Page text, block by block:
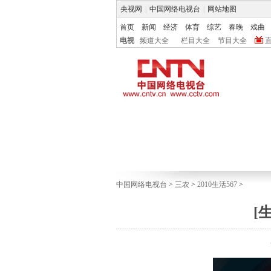
央视网 中国网络电视台 网站地图
首页 新闻 经济 体育 综艺 春晚
戏曲
电视
频道大全 栏目大全 节目大全
中国网络电视台 > 三农 > 2010生活567 >
[